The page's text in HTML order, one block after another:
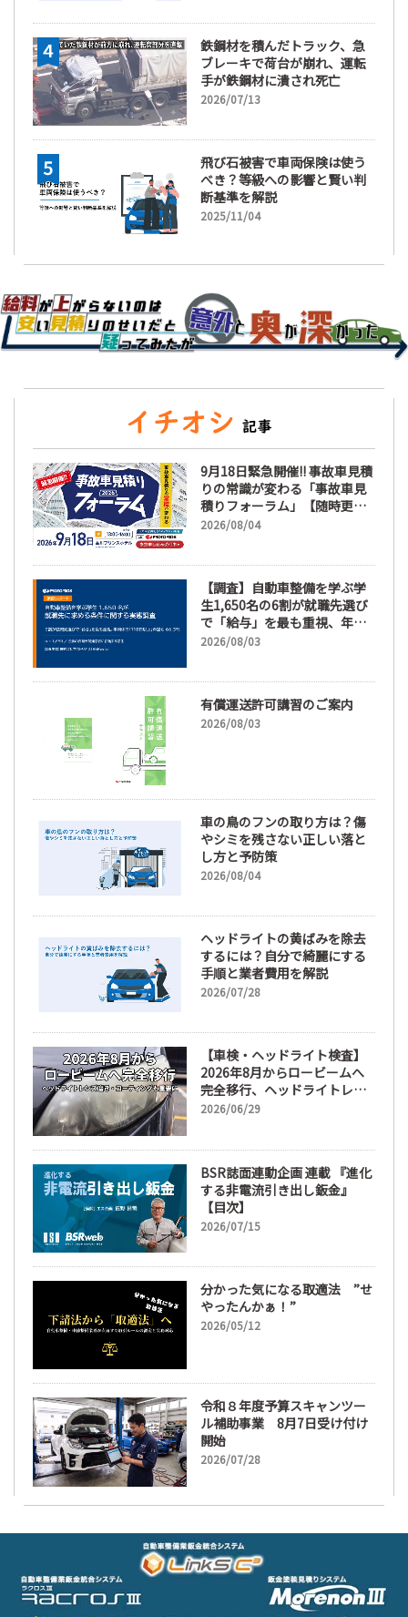
鉄鋼材を積んだトラック、急
ブレーキで荷台が崩れ、運転
手が鉄鋼材に潰され死亡
2026/07/13
飛び石被害で車両保険は使う
べき？等級への影響と賢い判
断基準を解説
2025/11/04
9月18日緊急開催!! 事故車見積
りの常識が変わる「事故車見
積りフォーラム」【随時更
新】
2026/08/04
【調査】自動車整備を学ぶ学
生1,650名の6割が就職先選び
で「給与」を最も重視、年間
休日「110日以上」希望も
2026/08/03
有償運送許可講習のご案内
2026/08/03
車の鳥のフンの取り方は？傷
やシミを残さない正しい落と
し方と予防策
2026/08/04
ヘッドライトの黄ばみを除去
するには？自分で綺麗にする
手順と業者費用を解説
2026/07/28
【車検・ヘッドライト検査】
2026年8月からロービームへ
完全移行、ヘッドライトレン
ズ磨き・コーティングも重要
2026/06/29
BSR誌面連動企画 連載 『進化
する非電流引き出し鈑金』
【目次】
2026/07/15
分かった気になる取適法 ”せ
やったんかぁ！”
2026/05/12
令和８年度予算スキャンツー
ル補助事業 8月7日受け付け
開始
2026/07/28